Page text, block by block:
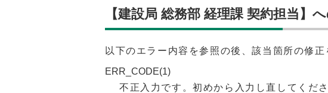
【建設局 総務部 経理課 契約担当】
以下のエラー内容を参照の後、該当箇所の修正
ERR_CODE(1)
不正入力です。初めから入力し直してくださ